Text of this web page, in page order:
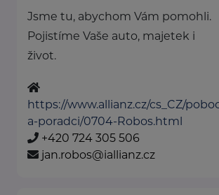
Jsme tu, abychom Vám pomohli.
Pojistíme Vaše auto, majetek i
život.
https://www.allianz.cz/cs_CZ/
a-poradci/0704-Robos.html
+420 724 305 506
jan.robos@iallianz.cz